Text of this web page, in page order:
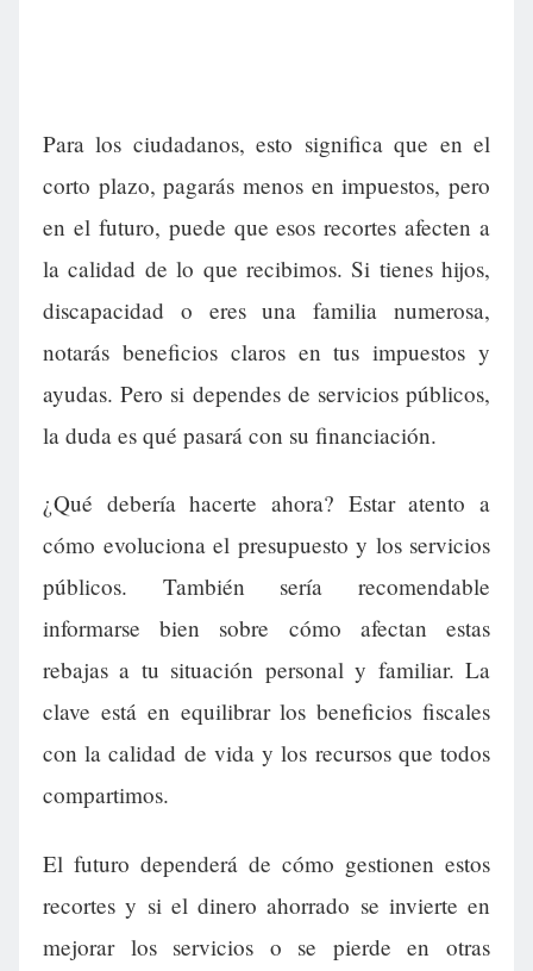
Para los ciudadanos, esto significa que en el
corto plazo, pagarás menos en impuestos, pero
en el futuro, puede que esos recortes afecten a
la calidad de lo que recibimos. Si tienes hijos,
discapacidad o eres una familia numerosa,
notarás beneficios claros en tus impuestos y
ayudas. Pero si dependes de servicios públicos,
la duda es qué pasará con su financiación.
¿Qué debería hacerte ahora? Estar atento a
cómo evoluciona el presupuesto y los servicios
públicos. También sería recomendable
informarse bien sobre cómo afectan estas
rebajas a tu situación personal y familiar. La
clave está en equilibrar los beneficios fiscales
con la calidad de vida y los recursos que todos
compartimos.
El futuro dependerá de cómo gestionen estos
recortes y si el dinero ahorrado se invierte en
mejorar los servicios o se pierde en otras